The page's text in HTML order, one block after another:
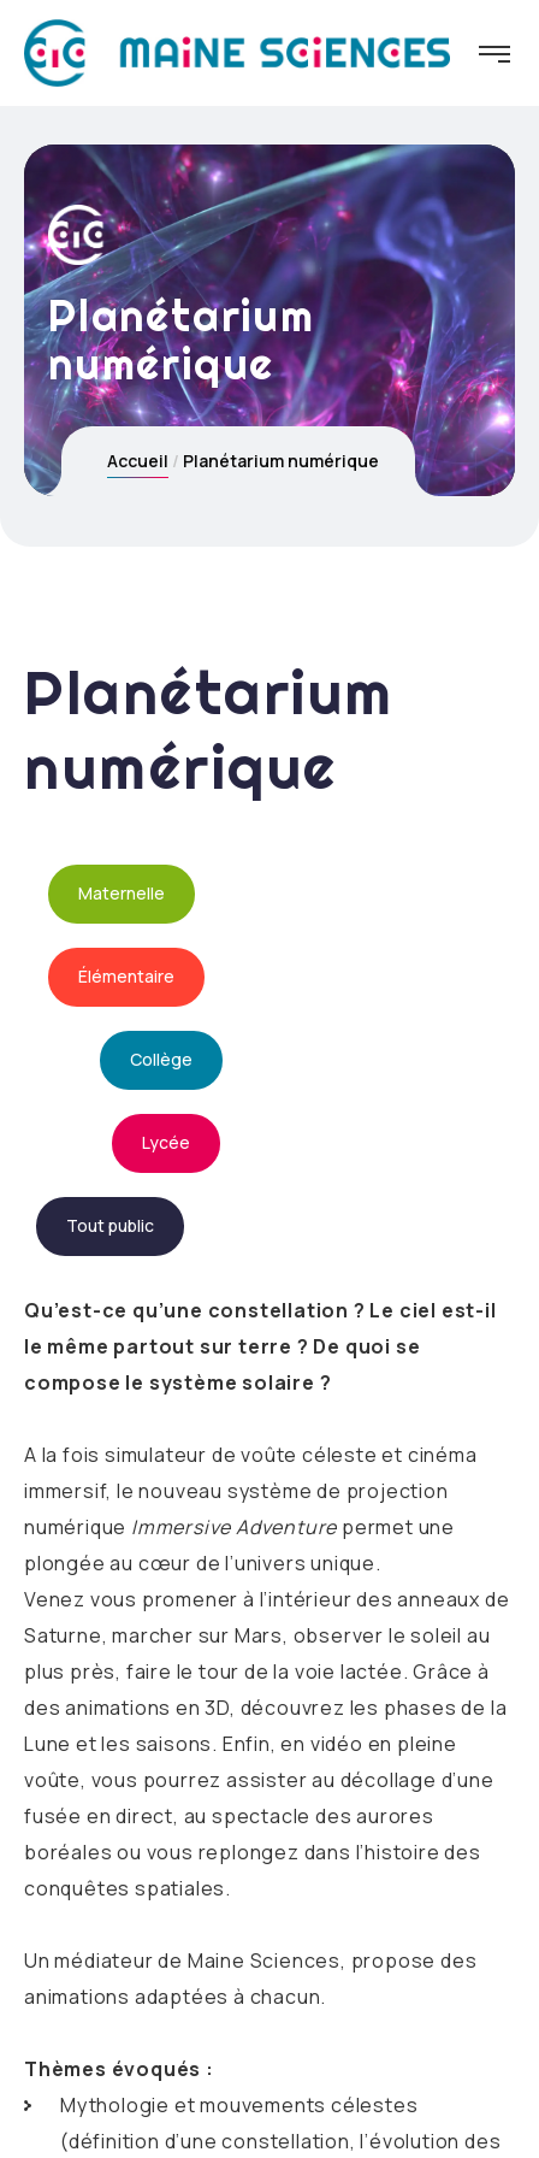
Planétarium
numérique
Accueil Planétarium numérique
Planétarium
numérique
Maternelle
Élémentaire
Collège
Lycée
Tout public
Qu’est-ce qu’une constellation ? Le ciel est-il
le même partout sur terre ? De quoi se
compose le système solaire ?
A la fois simulateur de voûte céleste et cinéma
immersif, le nouveau système de projection
numérique Immersive Adventure permet une
plongée au cœur de l’univers unique.
Venez vous promener à l’intérieur des anneaux de
Saturne, marcher sur Mars, observer le soleil au
plus près, faire le tour de la voie lactée. Grâce à
des animations en 3D, découvrez les phases de la
Lune et les saisons. Enfin, en vidéo en pleine
voûte, vous pourrez assister au décollage d’une
fusée en direct, au spectacle des aurores
boréales ou vous replongez dans l’histoire des
conquêtes spatiales.
Un médiateur de Maine Sciences, propose des
animations adaptées à chacun.
Thèmes évoqués :
Mythologie et mouvements célestes
(définition d’une constellation, l’évolution des